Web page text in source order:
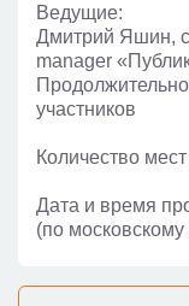
Ведущие:
Дмитрий Яшин,
manager
участников
Количество
Дата и время
(по